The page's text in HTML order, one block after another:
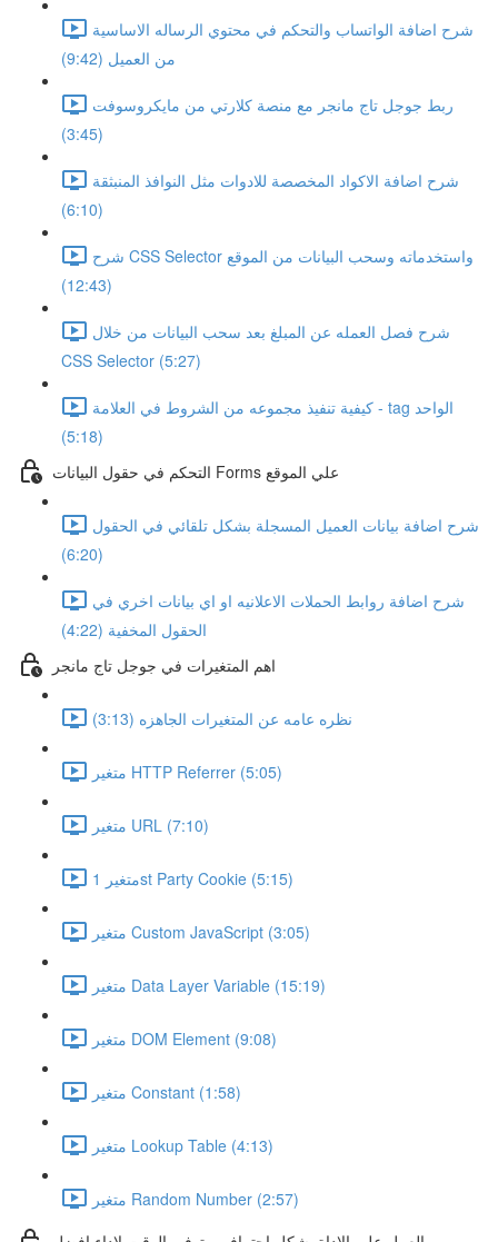
شرح اضافة الواتساب والتحكم في محتوي الرساله الاساسية
من العميل (9:42)
ربط جوجل تاج مانجر مع منصة كلارتي من مايكروسوفت
(3:45)
شرح اضافة الاكواد المخصصة للادوات مثل النوافذ المنبثقة
(6:10)
شرح CSS Selector واستخدماته وسحب البيانات من الموقع
(12:43)
شرح فصل العمله عن المبلغ بعد سحب البيانات من خلال
CSS Selector (5:27)
كيفية تنفيذ مجموعه من الشروط في العلامة - tag الواحد
(5:18)
التحكم في حقول البيانات Forms علي الموقع
شرح اضافة بيانات العميل المسجلة بشكل تلقائي في الحقول
(6:20)
شرح اضافة روابط الحملات الاعلانيه او اي بيانات اخري في
الحقول المخفية (4:22)
اهم المتغيرات في جوجل تاج مانجر
نظره عامه عن المتغيرات الجاهزه (3:13)
متغير HTTP Referrer (5:05)
متغير URL (7:10)
متغير 1st Party Cookie (5:15)
متغير Custom JavaScript (3:05)
متغير Data Layer Variable (15:19)
متغير DOM Element (9:08)
متغير Constant (1:58)
متغير Lookup Table (4:13)
متغير Random Number (2:57)